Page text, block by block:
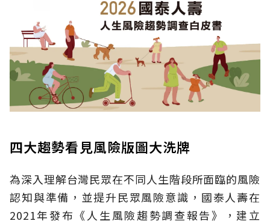
四大趨勢看見風險版圖大洗牌
為深入理解台灣民眾在不同人生階段所面臨的風險
認知與準備，並提升民眾風險意識，國泰人壽在
2021年發布《人生風險趨勢調查報告》，建立